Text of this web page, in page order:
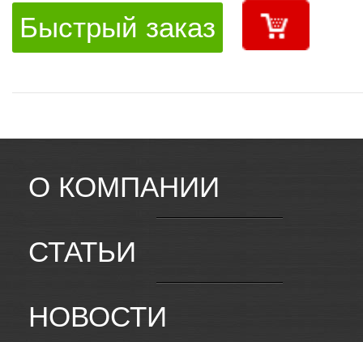
Быстрый заказ
О КОМПАНИИ
СТАТЬИ
НОВОСТИ